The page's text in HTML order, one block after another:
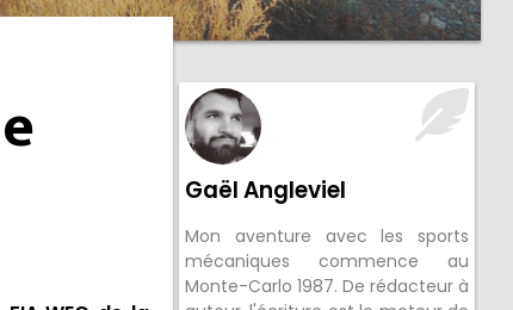
Gaël Angleviel
Mon aventure avec les sports
mécaniques commence au
Monte-Carlo 1987. De rédacteur à